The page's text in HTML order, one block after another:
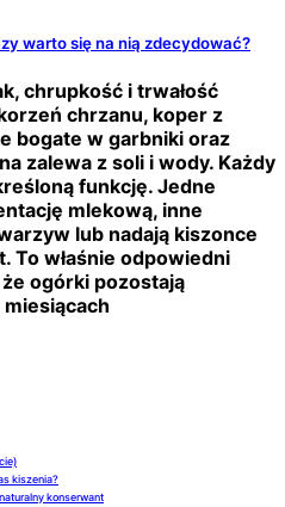
warto się na nią zdecydować?
chrzanu, koper z
bogate w garbniki oraz
zalewa z soli i wody. Każdy
funkcję. Jedne
mlekową, inne
lub nadają kiszonce
To właśnie odpowiedni
ogórki pozostają
kiszenia?
konserwant